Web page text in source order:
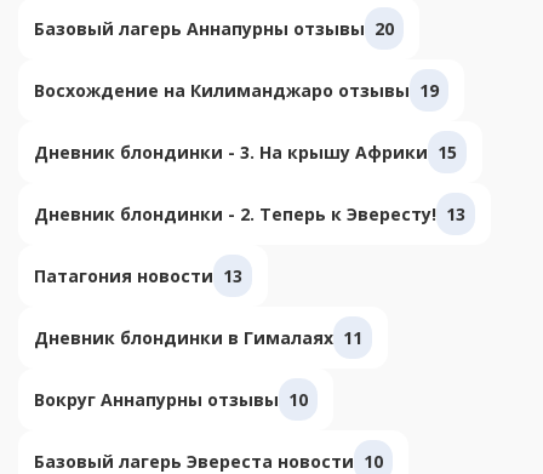
Базовый лагерь Аннапурны отзывы 20
Восхождение на Килиманджаро отзывы 19
Дневник блондинки - 3. На крышу Африки 15
Дневник блондинки - 2. Теперь к Эвересту! 13
Патагония новости 13
Дневник блондинки в Гималаях 11
Вокруг Аннапурны отзывы 10
Базовый лагерь Эвереста новости 10